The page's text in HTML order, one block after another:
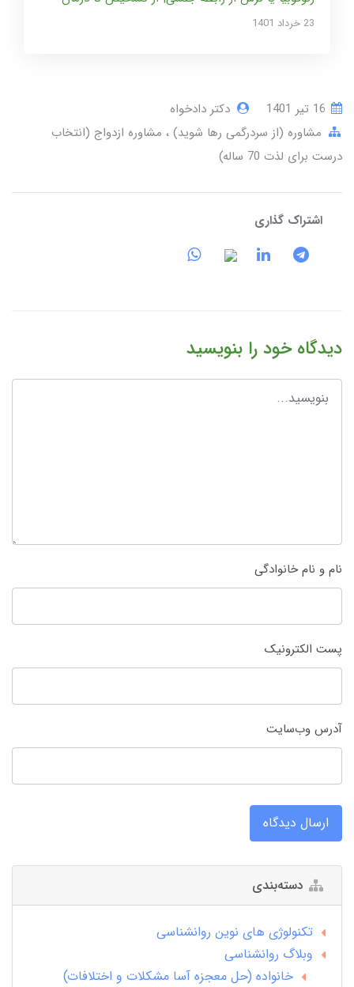
23 خرداد 1401
دکتر دادخواه
مشاوره (از سردرگمی رها شوید) مشاوره ازدواج (انتخاب
درست برای لذت 70 ساله)
اشتراک گذاری
دیدگاه خود را بنویسید
نام و نام خانوادگی
پست الکترونیک
آدرس وب‌سایت
ارسال دیدگاه
دسته‌بندی
تکنولوژی های نوین روانشناسی
وبلاگ روانشناسی
خانواده (حل معجزه آسا مشکلات و اختلافات)